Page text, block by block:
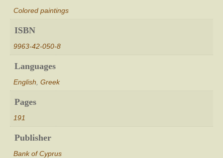
Colored paintings
ISBN
9963-42-050-8
Languages
English Greek
Pages
191
Publisher
Bank of Cyprus